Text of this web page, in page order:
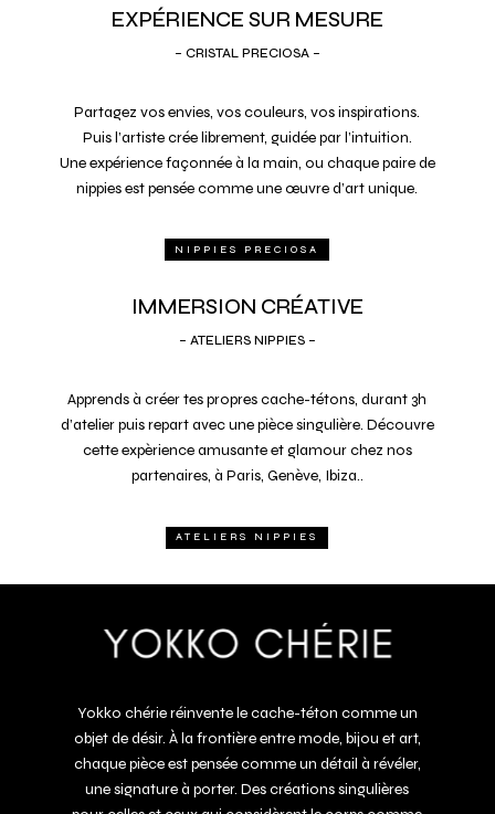
EXPÉRIENCE SUR MESURE
– CRISTAL PRECIOSA –
Partagez vos envies, vos couleurs, vos inspirations.
Puis l’artiste crée librement, guidée par l’intuition.
Une expérience façonnée à la main, ou chaque paire de
nippies est pensée comme une œuvre d’art unique.
NIPPIES PRECIOSA
IMMERSION CRÉATIVE
– ATELIERS NIPPIES –
Apprends à créer tes propres cache-tétons, durant 3h
d’atelier puis repart avec une pièce singulière. Découvre
cette expèrience amusante et glamour chez nos
partenaires, à Paris, Genève, Ibiza..
ATELIERS NIPPIES
Yokko chérie réinvente le cache-téton comme un
objet de désir. Àla frontière entre mode, bijou et art,
chaque pièce est pensée comme un détail à révéler,
une signature à porter. Des créations singulières